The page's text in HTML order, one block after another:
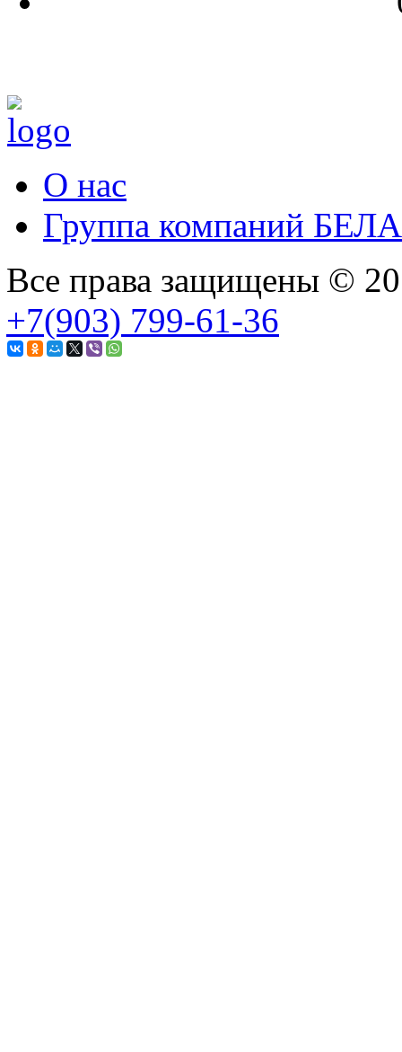
О нас
Группа компаний
Все права защищены ©
+7(903) 799-61-36